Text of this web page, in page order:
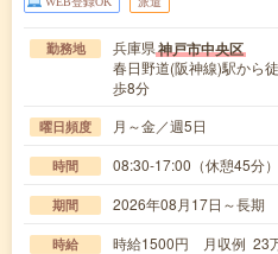
勤務地 兵庫県神戸市中央区
春日野道(阪神線)駅から
歩8分
曜日頻度 月～金／週5日
時間 08:30-17:00（休憩45分
期間 2026年08月17日～長期
時給
時給1500円 月収例 23